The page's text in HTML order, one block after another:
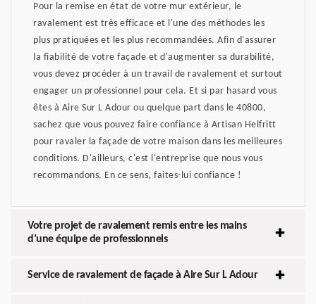
Pour la remise en état de votre mur extérieur, le
ravalement est très efficace et l'une des méthodes les
plus pratiquées et les plus recommandées. Afin d'assurer
la fiabilité de votre façade et d'augmenter sa durabilité,
vous devez procéder à un travail de ravalement et surtout
engager un professionnel pour cela. Et si par hasard vous
êtes à Aire Sur L Adour ou quelque part dans le 40800,
sachez que vous pouvez faire confiance à Artisan Helfritt
pour ravaler la façade de votre maison dans les meilleures
conditions. D'ailleurs, c'est l'entreprise que nous vous
recommandons. En ce sens, faites-lui confiance !
Votre projet de ravalement remis entre les mains
d’une équipe de professionnels
Service de ravalement de façade à Aire Sur L Adour